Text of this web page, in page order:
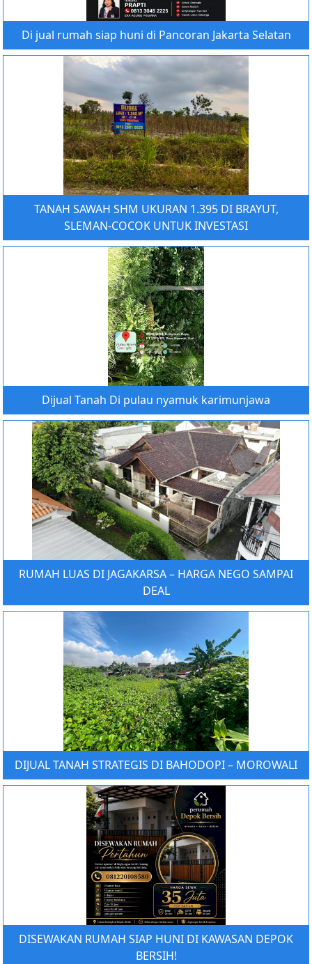
Di jual rumah siap huni di Pancoran Jakarta Selatan
TANAH SAWAH SHM UKURAN 1.395 DI BRAYUT,
SLEMAN-COCOK UNTUK INVESTASI
Dijual Tanah Di pulau nyamuk karimunjawa
RUMAH LUAS DI JAGAKARSA – HARGA NEGO SAMPAI
DEAL
DIJUAL TANAH STRATEGIS DI BAHODOPI – MOROWALI
DISEWAKAN RUMAH SIAP HUNI DI KAWASAN DEPOK
BERSIH!